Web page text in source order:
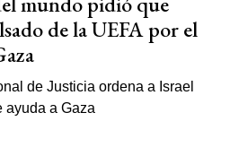
de la UEFA por el